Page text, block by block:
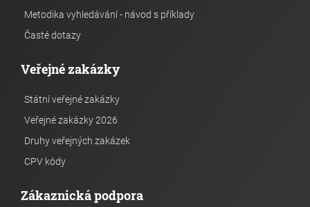
Metodika vyhledávání - návod s příklady
Časté dotazy
Veřejné zakázky
Státní veřejné zakázky
Veřejné zakázky 2026
Druhy veřejných zakázek
CPV kódy
Zákaznická podpora